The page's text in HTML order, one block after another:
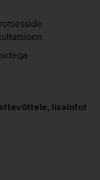
lisainfot